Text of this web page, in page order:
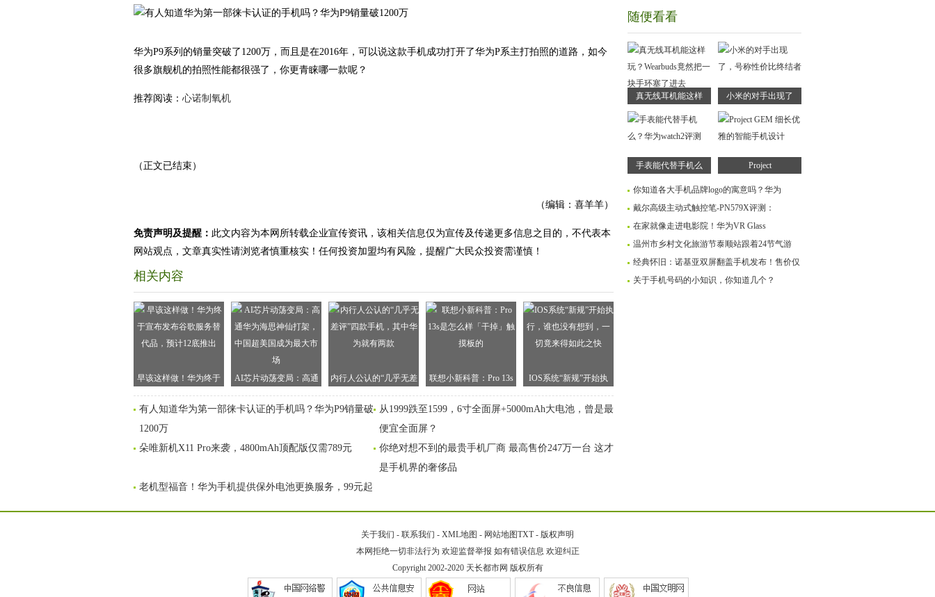
华为P9系列的销量突破了1200万，而且是在2016年，可以说这款手机成功打开了华为P系主打拍照的道路，如今
很多旗舰机的拍照性能都很强了，你更青睐哪一款呢？
推荐阅读： 心诺制氧机
（正文已结束）
（编辑：喜羊羊）
免责声明及提醒： 此文内容为本网所转载企业宣传资讯，该相关信息仅为宣传及传递更多信息之目的，不代表本
网站观点，文章真实性请浏览者慎重核实！任何投资加盟均有风险，提醒广大民众投资需谨慎！
相关内容
早该这样做！华为终于
宣布发布谷歌服务替代
品，预计12底推出
AI芯片动荡变局：高通
华为海思神仙打架，中
国超美国成为最大市场
内行人公认的“几乎无差
评”四款手机，其中华为
就有两款
联想小新科普：Pro 13s
是怎么样「干掉」触摸
板的
IOS系统“新规”开始执
行，谁也没有想到，一
切竟来得如此之快
有人知道华为第一部徕卡认证的手机吗？华为P9销量破
1200万
从1999跌至1599，6寸全面屏+5000mAh大电池，曾是最
便宜全面屏？
朵唯新机X11 Pro来袭，4800mAh顶配版仅需789元
你绝对想不到的最贵手机厂商 最高售价247万一台 这才
是手机界的奢侈品
老机型福音！华为手机提供保外电池更换服务，99元起
随便看看
真无线耳机能这样 小米的对手出现了
手表能代替手机么 Project
你知道各大手机品牌logo的寓意吗？华为
戴尔高级主动式触控笔-PN579X评测：
在家就像走进电影院！华为VR Glass
温州市乡村文化旅游节泰顺站跟着24节气游
经典怀旧：诺基亚双屏翻盖手机发布！售价仅
关于手机号码的小知识，你知道几个？
关于我们 - 联系我们 - XML地图 - 网站地图TXT- 版权声明
本网拒绝一切非法行为 欢迎监督举报 如有错误信息 欢迎纠正
Copyright 2002-2020 天长都市网 版权所有